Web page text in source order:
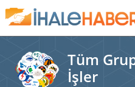
Tüm
İşler